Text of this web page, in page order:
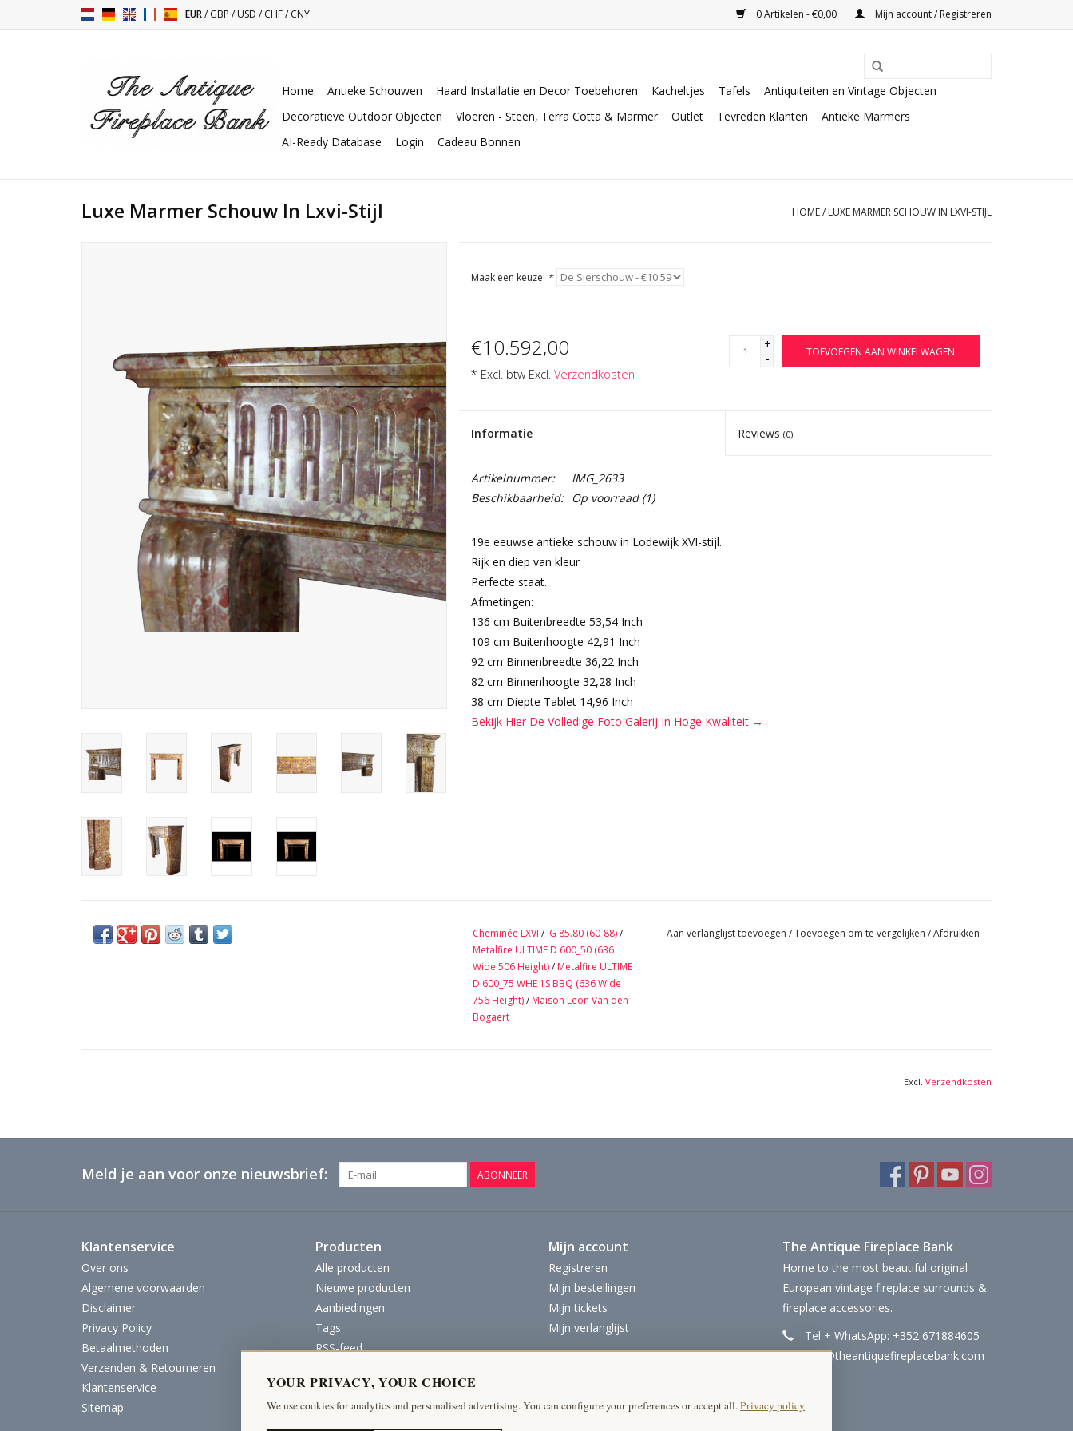
EUR/GBP /USD /CHF/CNY 0 Artikelen - €0,00 Mijn account / Registreren
Home Antieke Schouwen Haard Installatie en Decor Toebehoren Kacheltjes Tafels
Antiquiteiten en Vintage Objecten
Decoratieve Outdoor Objecten
Vloeren - Steen, Terra Cotta & Marmer Outlet Tevreden Klanten
Antieke Marmers
AI-Ready Database
Login Cadeau Bonnen
Luxe Marmer Schouw In Lxvi-Stijl HOME/ LUXE MARMER SCHOUW IN LXVI-STIJL
Maak een keuze: *
€10.592,00
* Excl. btw Excl. Verzendkosten
+
-
TOEVOEGEN AAN WINKELWAGEN
Informatie Reviews(0)
Artikelnummer:
IMG_2633
Beschikbaarheid:
Op voorraad(1)
19e eeuwse antieke schouw in Lodewijk XVI-stijl.
Rijk en diep van kleur
Perfecte staat.
Afmetingen:
136 cm Buitenbreedte 53,54 Inch
109 cm Buitenhoogte 42,91 Inch
92 cm Binnenbreedte 36,22 Inch
82 cm Binnenhoogte 32,28 Inch
38 cm Diepte Tablet 14,96 Inch
Bekijk Hier De Volledige Foto Galerij In Hoge Kwaliteit →
Cheminée LXVI / IG 85.80 (60-88)/
Metalfire ULTIME D 600_50 (636
Wide 506 Height)/ Metalfire ULTIME
D 600_75 WHE 1S BBQ (636 Wide
756 Height)/ Maison Leon Van den
Bogaert
Aan verlanglijst toevoegen /Toevoegen om te vergelijken /Afdrukken
Excl. Verzendkosten
Meld je aan voor onze nieuwsbrief: ABONNEER
Klantenservice
Over ons
Algemene voorwaarden
Disclaimer
Privacy Policy
Betaalmethoden
Verzenden & Retourneren
Klantenservice
Sitemap
Producten
Alle producten
Nieuwe producten
Aanbiedingen
Tags
RSS-feed
Mijn account
Registreren
Mijn bestellingen
Mijn tickets
Mijn verlanglijst
The Antique Fireplace Bank
Home to the most beautiful original
European vintage fireplace surrounds &
fireplace accessories.
Tel + WhatsApp: +352 671884605
info@theantiquefireplacebank.com
YOUR PRIVACY, YOUR CHOICE
We use cookies for analytics and personalised advertising. You can configure your preferences or accept all.Privacy policy